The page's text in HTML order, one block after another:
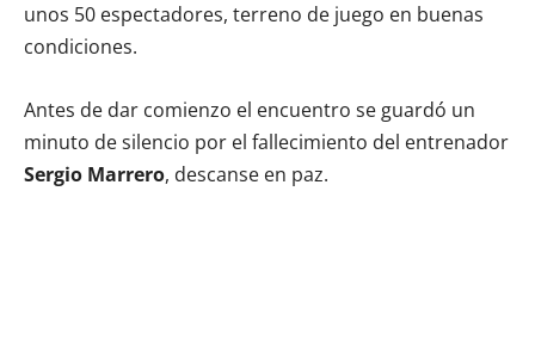
unos 50 espectadores, terreno de juego en buenas
condiciones.
Antes de dar comienzo el encuentro se guardó un
minuto de silencio por el fallecimiento del entrenador
Sergio Marrero, descanse en paz.